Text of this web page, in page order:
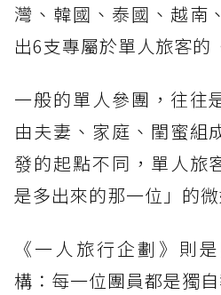
灣、韓國、泰國、越南
出6支專屬於單人旅客的
一般的單人參團，往往
由夫妻、家庭、閨蜜組
發的起點不同，單人旅
是多出來的那一位」的微
《一人旅行企劃》則
構：每一位團員都是獨自